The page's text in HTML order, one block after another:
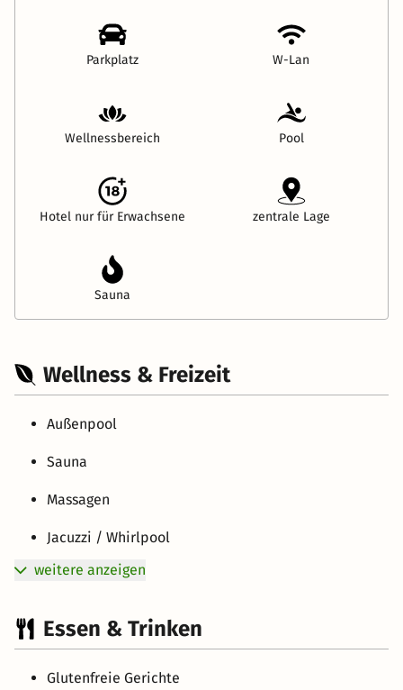
Parkplatz W-Lan
Wellnessbereich Pool
Hotel nur für Erwachsene zentrale Lage
Sauna
Wellness & Freizeit
Außenpool
Sauna
Massagen
Jacuzzi / Whirlpool
weitere anzeigen
Essen & Trinken
Glutenfreie Gerichte